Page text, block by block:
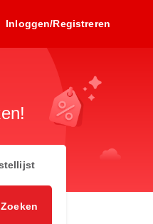
Inloggen/Registreren
Zoeken